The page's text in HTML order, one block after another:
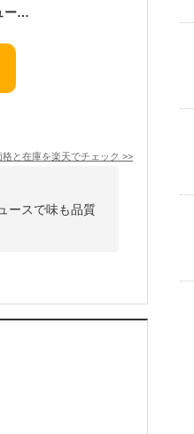
日本橋 千疋屋総本店 収穫の恵み プレミアムフルーツジュース 3本入
格と在庫を楽天でチェック >>
ースで味も品質